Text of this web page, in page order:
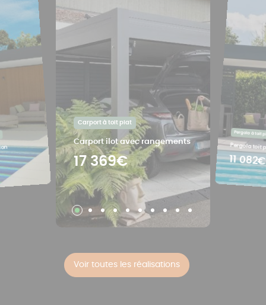
17 369€
Carport ilot avec rangements
Carport à toit plat
11 082€
Pergola toit
Pergola à toit
Voir toutes les réalisations